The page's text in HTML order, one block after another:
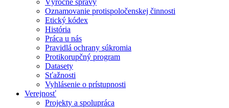
Oznamovanie protispoločenskej činnosti
Etický kódex
História
Práca u nás
Pravidlá ochrany súkromia
Protikorupčný program
Datasety
Sťažnosti
Vyhlásenie o prístupnosti
Verejnosť
Projekty a spolupráca